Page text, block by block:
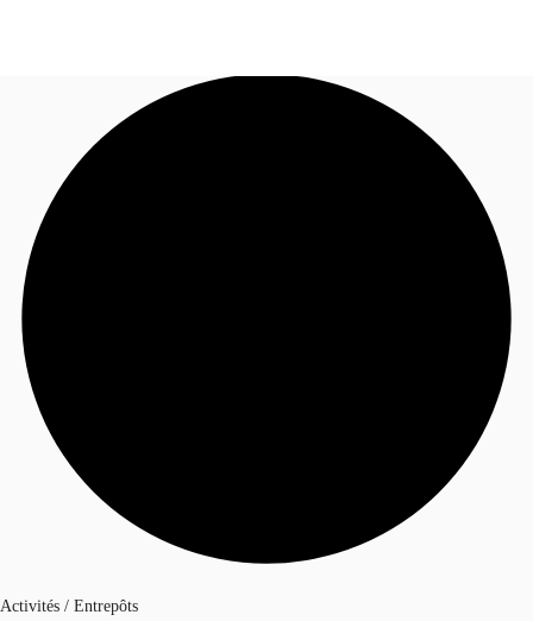
Blog
Données marchés
Appelez maintenant
Activités / Entrepôts